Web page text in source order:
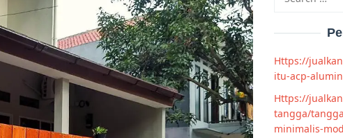
for:
Https://
itu-acp-
Https://
tangga/
minimalis-